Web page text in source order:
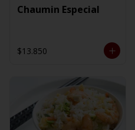
Chaumin Especial
$13.850